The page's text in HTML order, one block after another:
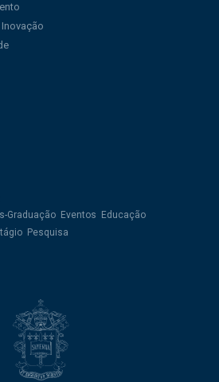
Graduação Eventos
Educação
Pesquisa